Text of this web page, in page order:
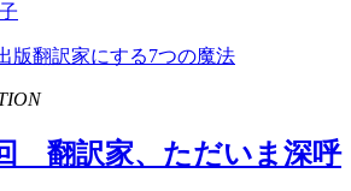
版翻訳家にする7つの魔法
翻訳家、ただいま深呼